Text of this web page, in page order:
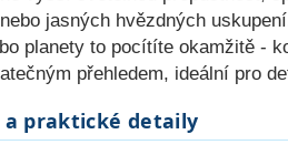
jasných hvězdných
planety to pocítíte okamžitě -
přehledem, ideální pro
a praktické detaily